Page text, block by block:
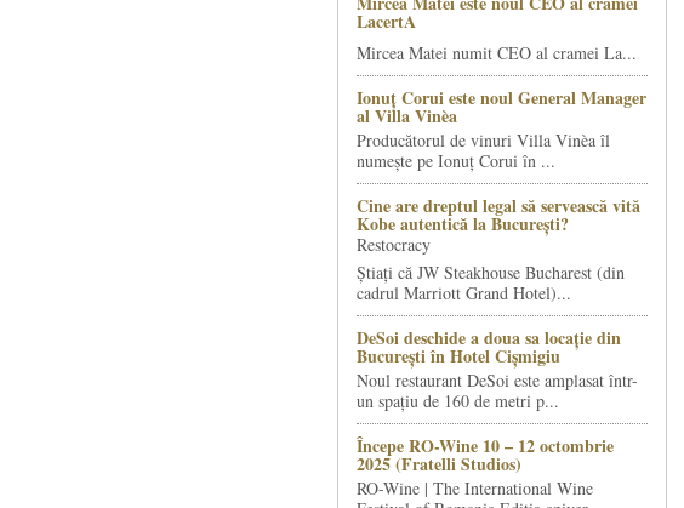
LacertA
Mircea Matei numit CEO al cramei La...
Ionuț Corui este noul General Manager
al Villa Vinèa
Producătorul de vinuri Villa Vinèa îl
numește pe Ionuț Corui în ...
Cine are dreptul legal să servească vită
Kobe autentică la București?
Restocracy
Știați că JW Steakhouse Bucharest (din
cadrul Marriott Grand Hotel)...
DeSoi deschide a doua sa locație din
București în Hotel Cișmigiu
Noul restaurant DeSoi este amplasat într-
un spațiu de 160 de metri p...
Începe RO-Wine 10 – 12 octombrie
2025 (Fratelli Studios)
RO-Wine | The International Wine